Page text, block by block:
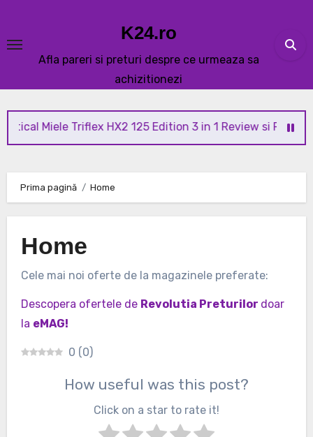
content
K24.ro
Afla pareri si preturi despre ce urmeaza sa
achizitionezi
Miele Triflex HX2 125 Edition 3 in 1 Review si Pareri
Prima pagină Home
Home
Cele mai noi oferte de la magazinele preferate:
Descopera ofertele de Revolutia Preturilor doar
la eMAG!
0 (0)
How useful was this post?
Click on a star to rate it!